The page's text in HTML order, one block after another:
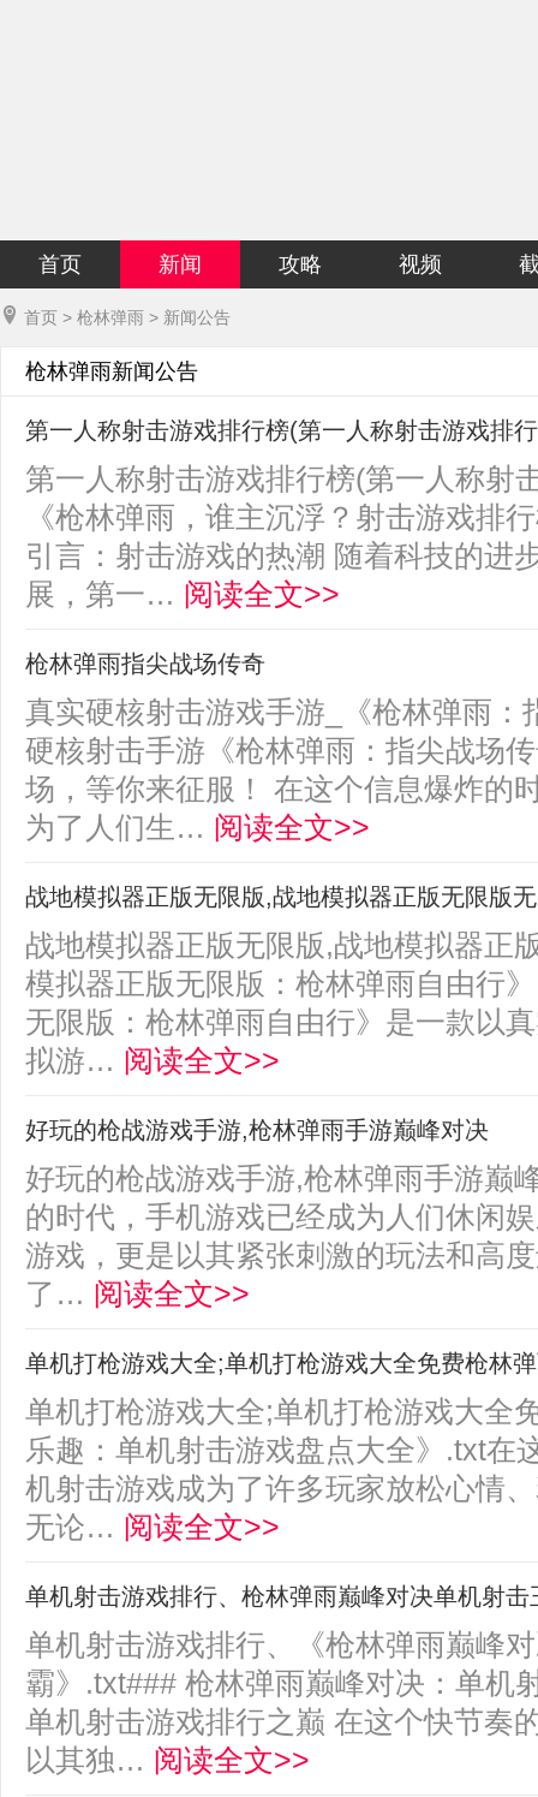
首页 新闻 攻略 视频
首页 > 枪林弹雨 > 新闻公告
枪林弹雨新闻公告
第一人称射击游戏排行榜(第一人称射击游戏排
第一人称射击游戏排行榜(第一人称射
《枪林弹雨，谁主沉浮？射击游戏排
引言：射击游戏的热潮 随着科技的进
展，第一… 阅读全文>>
枪林弹雨指尖战场传奇
真实硬核射击游戏手游_《枪林弹雨：
硬核射击手游《枪林弹雨：指尖战场
场，等你来征服！ 在这个信息爆炸的
为了人们生… 阅读全文>>
战地模拟器正版无限版,战地模拟器正版无限版
战地模拟器正版无限版,战地模拟器正
模拟器正版无限版：枪林弹雨自由行
无限版：枪林弹雨自由行》是一款以
拟游… 阅读全文>>
好玩的枪战游戏手游,枪林弹雨手游巅峰对决
好玩的枪战游戏手游,枪林弹雨手游巅
的时代，手机游戏已经成为人们休闲
游戏，更是以其紧张刺激的玩法和高
了… 阅读全文>>
单机打枪游戏大全;单机打枪游戏大全免费枪林
单机打枪游戏大全;单机打枪游戏大全
乐趣：单机射击游戏盘点大全》.txt在
机射击游戏成为了许多玩家放松心情
无论… 阅读全文>>
单机射击游戏排行、枪林弹雨巅峰对决单机射击
单机射击游戏排行、《枪林弹雨巅峰
霸》.txt### 枪林弹雨巅峰对决：单
单机射击游戏排行之巅 在这个快节奏
以其独… 阅读全文>>